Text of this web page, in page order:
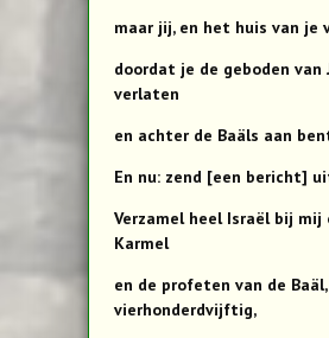
maar jij, en het huis van je
doordat je de geboden van
verlaten
en achter de Baäls aan
En nu: zend [een bericht]
Verzamel heel Israël bij mij
Karmel
en de profeten van de Baäl,
vierhonderdvijftig,